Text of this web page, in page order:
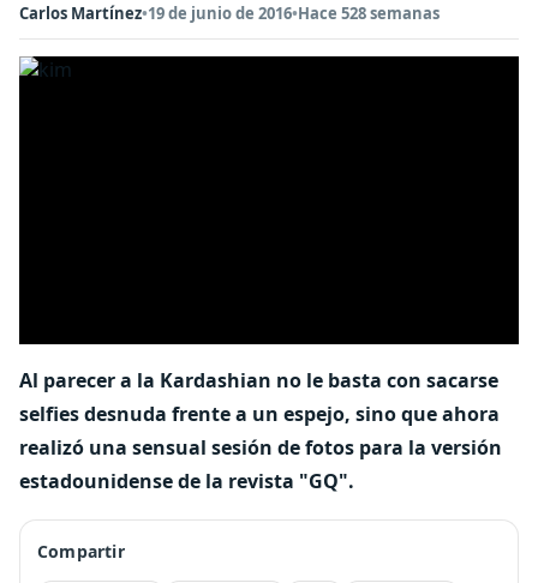
Carlos Martínez•19 de junio de 2016•Hace 528 semanas
Al parecer a la Kardashian no le basta con sacarse
selfies desnuda frente a un espejo, sino que ahora
realizó una sensual sesión de fotos para la versión
estadounidense de la revista "GQ".
Compartir